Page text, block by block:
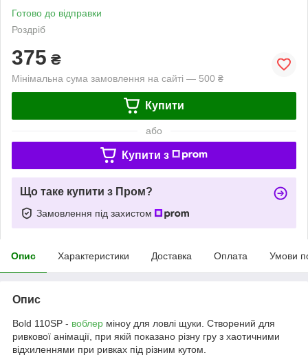
Готово до відправки
Роздріб
375 ₴
Мінімальна сума замовлення на сайті — 500 ₴
Купити
або
Купити з
Що таке купити з Пром?
Замовлення під захистом
Опис Характеристики Доставка Оплата Умови
Опис
Bold 110SP - воблер міноу для ловлі щуки. Створений для
ривкової анімації, при якій показано різну гру з хаотичними
відхиленнями при ривках під різним кутом.